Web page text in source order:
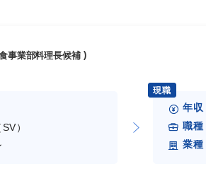
事業部料理長候補
）
現職
年収
職種
業種